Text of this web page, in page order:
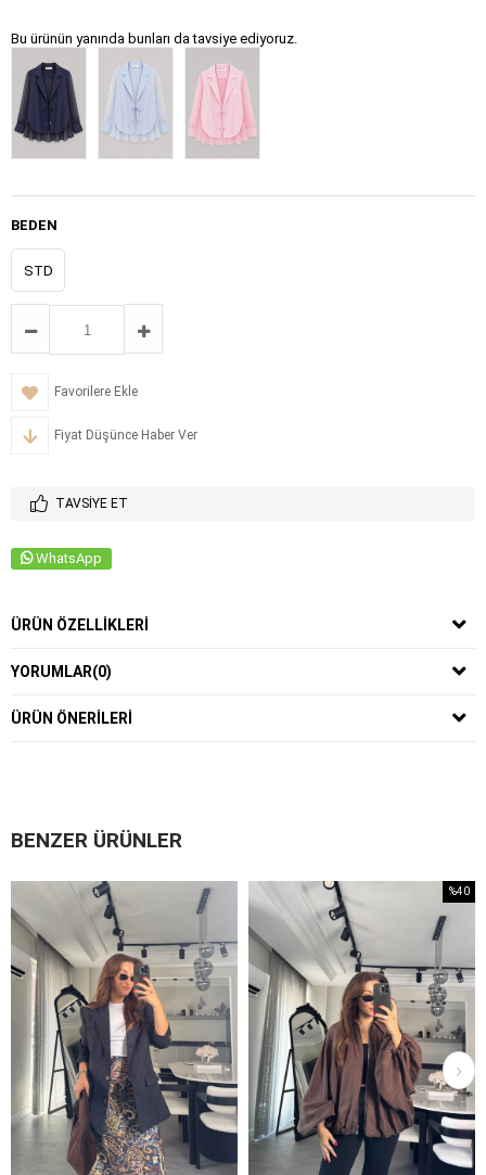
Bu ürünün yanında bunları da tavsiye ediyoruz.
BEDEN
STD
Favorilere Ekle
Fiyat Düşünce Haber Ver
TAVSIYE ET
WhatsApp
ÜRÜN ÖZELLIKLERI
YORUMLAR(0)
ÜRÜN ÖNERILERI
BENZER ÜRÜNLER
%40
İndirim
%40İndirim